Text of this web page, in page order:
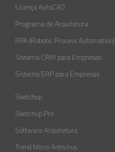
Licença AutoCAD
Programa de Arquitetura
RPA (Robotic Process Automation)
Sistema CRM para Empresas
Sistema ERP para Empresas
Sketchup
Sketchup Pro
Software Arquitetura
Trend Micro Antivírus